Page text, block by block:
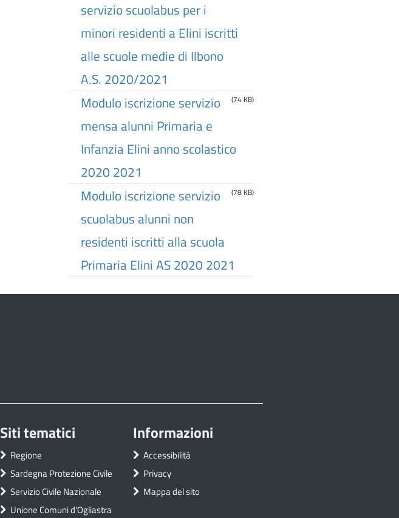
servizio scuolabus per i
minori residenti a Elini iscritti
alle scuole medie di Ilbono
A.S. 2020/2021
(74 KB)
Modulo iscrizione servizio
mensa alunni Primaria e
Infanzia Elini anno scolastico
2020 2021
(78 KB)
Modulo iscrizione servizio
scuolabus alunni non
residenti iscritti alla scuola
Primaria Elini AS 2020 2021
Siti tematici
Regione
Sardegna Protezione Civile
Servizio Civile Nazionale
Unione Comuni d'Ogliastra
Informazioni
Accessibilità
Privacy
Mappa del sito